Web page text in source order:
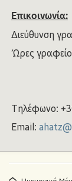
Επικοινωνία:
Διεύθυνση
Ώρες
Τηλέφωνο:
Email: